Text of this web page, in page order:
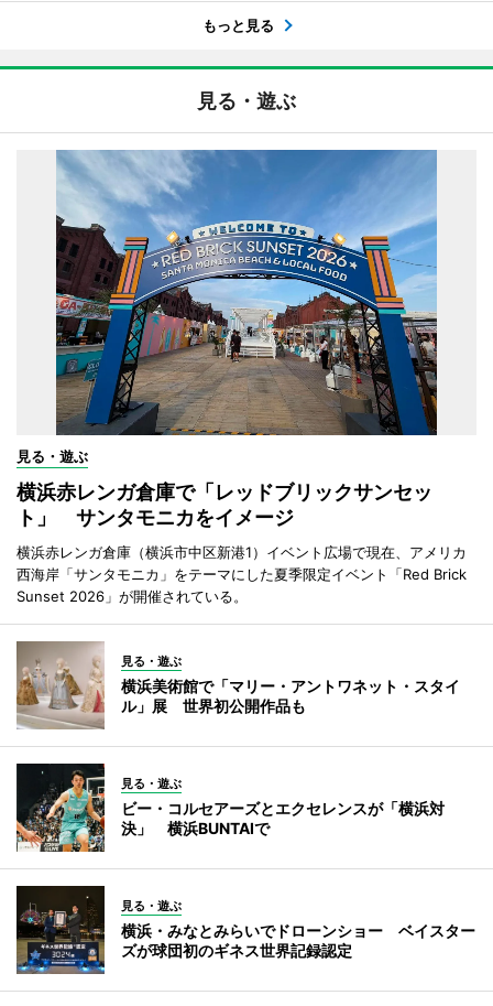
もっと見る
見る・遊ぶ
見る・遊ぶ
横浜赤レンガ倉庫で「レッドブリックサンセッ
ト」 サンタモニカをイメージ
横浜赤レンガ倉庫（横浜市中区新港1）イベント広場で現在、アメリカ
西海岸「サンタモニカ」をテーマにした夏季限定イベント「Red Brick
Sunset 2026」が開催されている。
見る・遊ぶ
横浜美術館で「マリー・アントワネット・スタイ
ル」展 世界初公開作品も
見る・遊ぶ
ビー・コルセアーズとエクセレンスが「横浜対
決」 横浜BUNTAIで
見る・遊ぶ
横浜・みなとみらいでドローンショー ベイスター
ズが球団初のギネス世界記録認定